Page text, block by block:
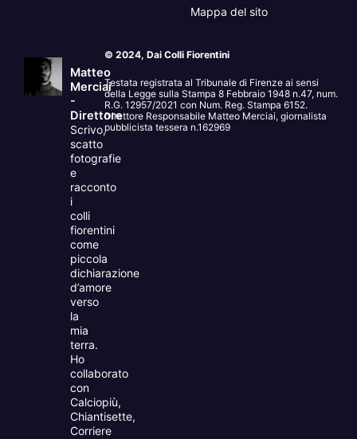
Mappa del sito
Matteo
Merciai
-
Direttore
Scrivo,
scatto
fotografie
e
racconto
i
colli
fiorentini
come
piccola
dichiarazione
d’amore
verso
la
mia
terra.
Ho
collaborato
con
Calciopiù,
Chiantisette,
Corriere
© 2024, Dai Colli Fiorentini
Testata registrata al Tribunale di Firenze ai sensi
della Legge sulla Stampa 8 Febbraio 1948 n.47, num.
R.G. 12957/2021 con Num. Reg. Stampa 6152.
Direttore Responsabile Matteo Merciai, giornalista
pubblicista tessera n.162969